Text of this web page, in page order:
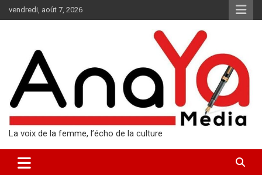
au
vendredi, août 7, 2026
La voix de la femme, l’écho de la culture